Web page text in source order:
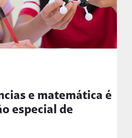
e matemática é
especial de